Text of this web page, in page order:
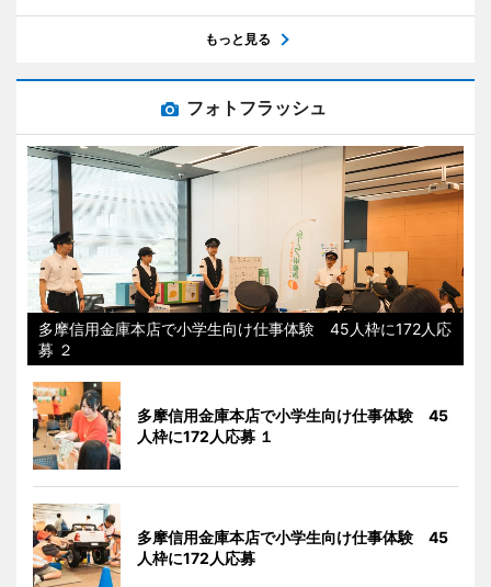
もっと見る
フォトフラッシュ
多摩信用金庫本店で小学生向け仕事体験 45人枠に172人応
募 ２
多摩信用金庫本店で小学生向け仕事体験 45
人枠に172人応募 １
多摩信用金庫本店で小学生向け仕事体験 45
人枠に172人応募